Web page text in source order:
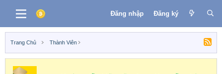
Đăng nhập Đăng ký
Trang Chủ Thành Viên